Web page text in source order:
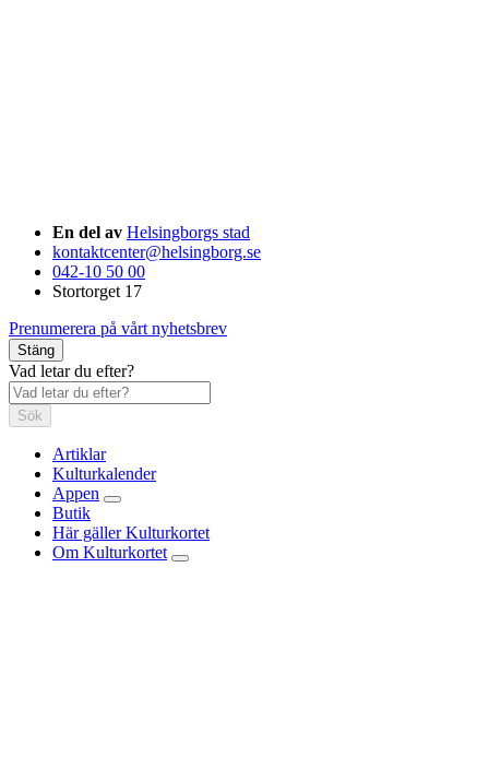
En del av Helsingborgs stad
kontaktcenter@helsingborg.se
042-10 50 00
Stortorget 17
Prenumerera på vårt nyhetsbrev
Stäng
Vad letar du efter?
Sök
Artiklar
Kulturkalender
Appen
Butik
Här gäller Kulturkortet
Om Kulturkortet